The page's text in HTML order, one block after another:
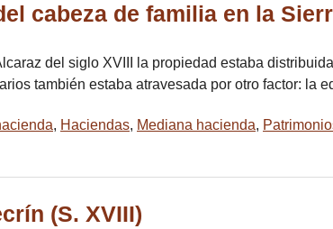
cabeza de familia en la
del siglo XVIII la propiedad estaba
también estaba atravesada por otro factor: la
, Haciendas, Mediana hacienda,
(S. XVIII)